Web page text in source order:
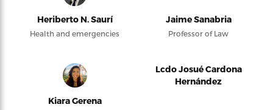
Heriberto N. Saurí
Health and emergencies
Jaime Sanabria
Professor of Law
Kiara Gerena
Lcdo Josué Cardona
Hernández